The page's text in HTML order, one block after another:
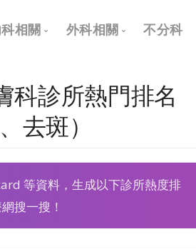
相關
內科
兒科
皮膚科
神經科
復健科
外科相關
外科
耳鼻喉科
骨科
泌尿科
不分科
科診所熱門排名
去斑）
等資料，生成以下診所熱度排
搜一搜！